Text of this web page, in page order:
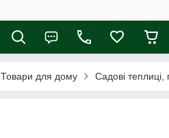
Товари для дому Садові теплиці,